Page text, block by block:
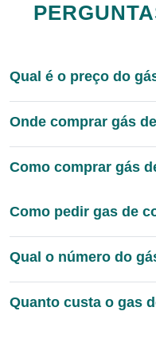
Qual é o preço do
Onde comprar gás
Como comprar gás
Como pedir gas de
Qual o número do
Quanto custa o gas